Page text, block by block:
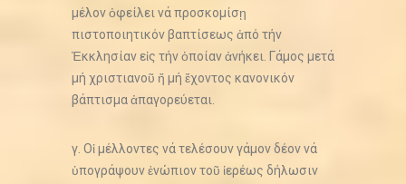
μέλον ὀφείλει νά προσκομίσῃ
πιστοποιητικόν βαπτίσεως ἀπό τήν
Ἐκκλησίαν εἰς τήν ὁποίαν ἀνήκει. Γάμος μετά
μή χριστιανοῦ ἤ μή ἔχοντος κανονικόν
βάπτισμα ἀπαγορεύεται.
γ. Οἱ μέλλοντες νά τελέσουν γάμον δέον νά
ὑπογράψουν ἐνώπιον τοῦ ἱερέως δήλωσιν